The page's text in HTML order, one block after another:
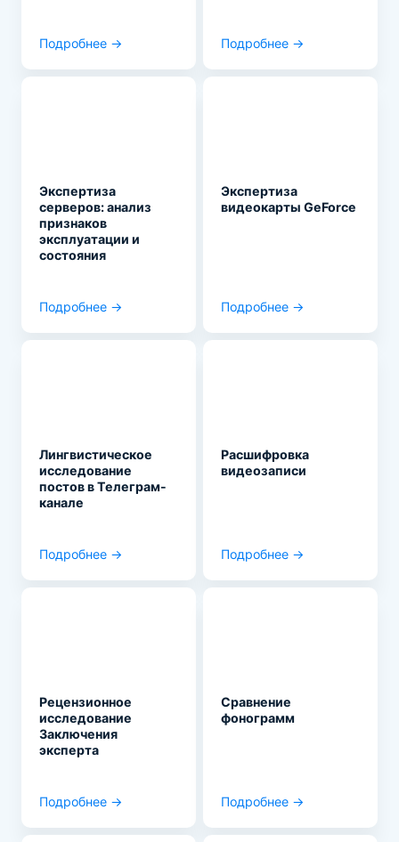
Подробнее → Подробнее →
Экспертиза
серверов: анализ
признаков
эксплуатации и
состояния
Подробнее →
Экспертиза
видеокарты GeForce
Подробнее →
Лингвистическое
исследование
постов в Телеграм-
канале
Подробнее →
Расшифровка
видеозаписи
Подробнее →
Рецензионное
исследование
Заключения
эксперта
Подробнее →
Сравнение
фонограмм
Подробнее →